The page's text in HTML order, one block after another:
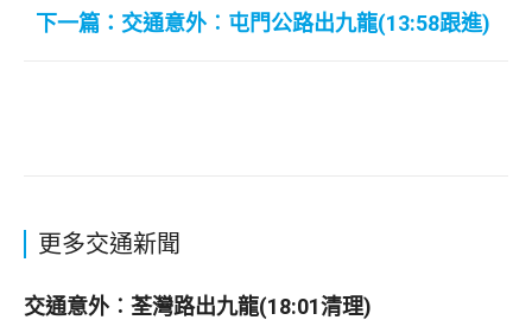
下一篇：交通意外︰屯門公路出九龍(13:58跟進)
更多交通新聞
交通意外︰荃灣路出九龍(18:01清理)